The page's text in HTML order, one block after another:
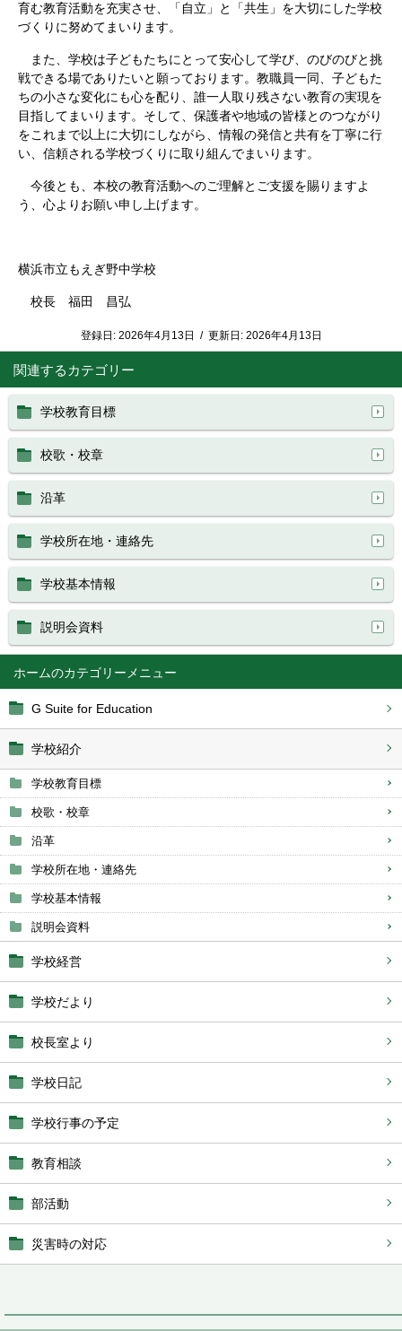
ホーム
G Suite for Education
学校紹介
学校教育目標
校歌・校章
沿革
学校所在地・連絡先
学校基本情報
説明会資料
学校経営
学校だより
校長室より
学校日記
学校行事の予定
教育相談
部活動
災害時の対応
育む教育活動を充実させ、「自立」と「共生」を大切にした学校
づくりに努めてまいります。
また、学校は子どもたちにとって安心して学び、のびのびと挑
戦できる場でありたいと願っております。教職員一同、子どもた
ちの小さな変化にも心を配り、誰一人取り残さない教育の実現を
目指してまいります。そして、保護者や地域の皆様とのつながり
をこれまで以上に大切にしながら、情報の発信と共有を丁寧に行
い、信頼される学校づくりに取り組んでまいります。
今後とも、本校の教育活動へのご理解とご支援を賜りますよ
う、心よりお願い申し上げます。
横浜市立もえぎ野中学校
校長 福田 昌弘
登録日: 2026年4月13日 / 更新日: 2026年4月13日
関連するカテゴリー
学校教育目標
校歌・校章
沿革
学校所在地・連絡先
学校基本情報
説明会資料